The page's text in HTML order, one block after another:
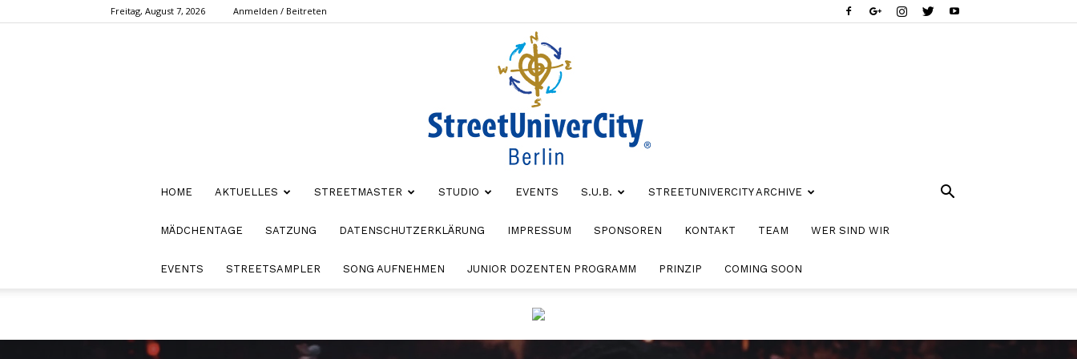
Freitag, August 7, 2026 Anmelden / Beitreten
StreetUniverCity
HOME AKTUELLES STREETMASTER STUDIO EVENTS S.U.B. STREETUNIVERCITY ARCHIVE
MÄDCHENTAGE SATZUNG DATENSCHUTZERKLÄRUNG IMPRESSUM SPONSOREN KONTAKT TEAM WER SIND WIR
EVENTS STREETSAMPLER SONG AUFNEHMEN JUNIOR DOZENTEN PROGRAMM PRINZIP COMING SOON